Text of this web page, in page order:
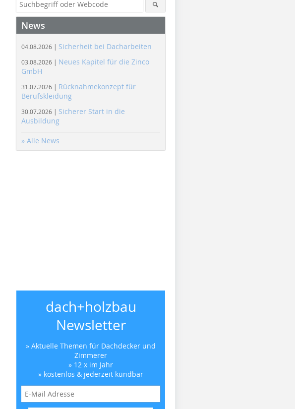
News
04.08.2026 | Sicherheit bei Dacharbeiten
03.08.2026 | Neues Kapitel für die Zinco
GmbH
31.07.2026 | Rücknahmekonzept für
Berufskleidung
30.07.2026 | Sicherer Start in die
Ausbildung
» Alle News
dach+holzbau
Newsletter
» Aktuelle Themen für Dachdecker und
Zimmerer
» 12 x im Jahr
» kostenlos & jederzeit kündbar